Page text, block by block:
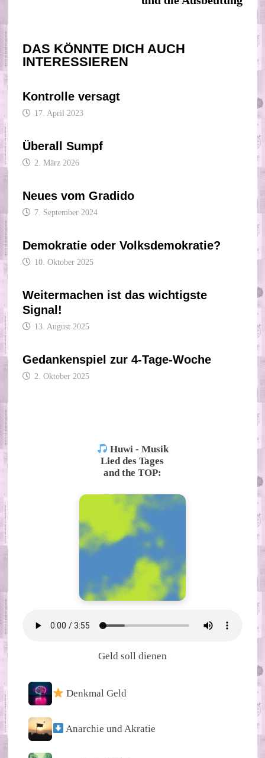
DAS KÖNNTE DICH AUCH
INTERESSIEREN
Kontrolle versagt
17. April 2023
Überall Sumpf
2. März 2026
Neues vom Gradido
7. September 2024
Demokratie oder Volksdemokratie?
10. Oktober 2025
Weitermachen ist das wichtigste
Signal!
13. August 2025
Gedankenspiel zur 4-Tage-Woche
2. Oktober 2025
Huwi - Musik
Lied des Tages
and the TOP:
Geld soll dienen
Denkmal Geld
Anarchie und Akratie